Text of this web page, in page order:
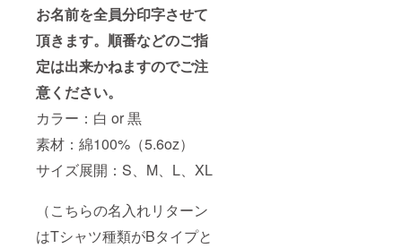
お名前を全員分印字させて
頂きます。順番などのご指
定は出来かねますのでご注
意ください。
カラー：白 or 黒
素材：綿100%（5.6oz）
サイズ展開：S、M、L、XL
（こちらの名入れリターン
はTシャツ種類がBタイプと